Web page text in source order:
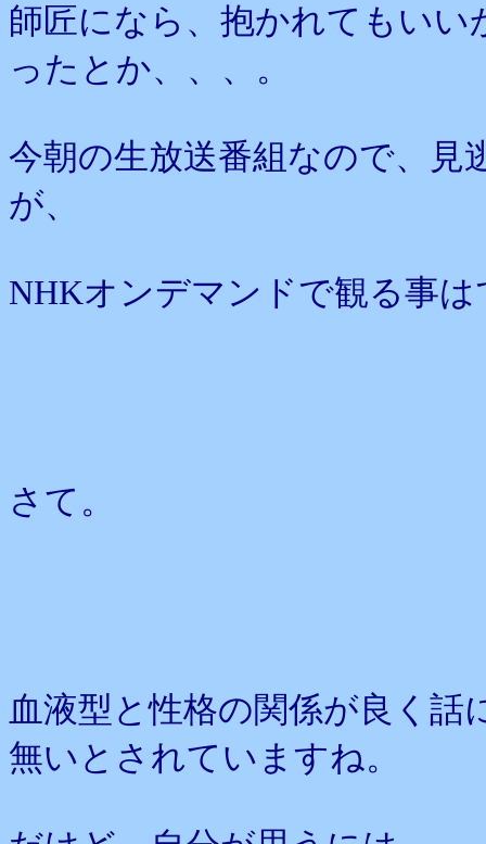
師匠になら、抱かれてもい
ったとか、、、。
今朝の生放送番組なので、見
が、
NHKオンデマンドで観る事
さて。
血液型と性格の関係が良く
無いとされていますね。